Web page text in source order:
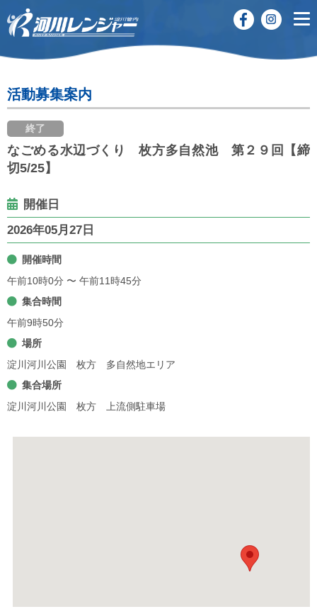
活動募集案内
終了
なごめる水辺づくり 枚方多自然池 第２９回【締
切5/25】
開催日
2026年05月27日
開催時間
午前10時0分 〜 午前11時45分
集合時間
午前9時50分
場所
淀川河川公園 枚方 多自然地エリア
集合場所
淀川河川公園 枚方 上流側駐車場